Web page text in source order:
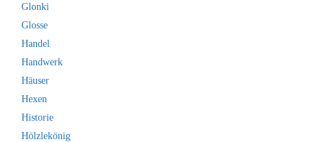
Glonki
Glosse
Handel
Handwerk
Häuser
Hexen
Historie
Hölzlekönig